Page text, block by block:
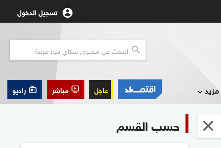
تسجيل الدخول
مزيد عاجل مباشر راديو
حسب القسم